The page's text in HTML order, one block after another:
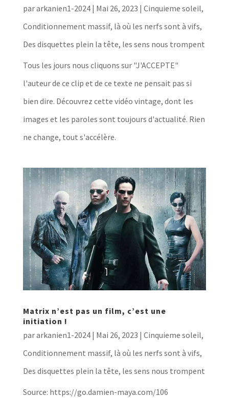
pararkanien1-2024| Mai 26, 2023 | Cinquieme soleil,
Conditionnement massif, là où les nerfs sont à vifs,
Des disquettes plein la tête, les sens nous trompent
Tous les jours nous cliquons sur "J'ACCEPTE"
l'auteur de ce clip et de ce texte ne pensait pas si
bien dire. Découvrez cette vidéo vintage, dont les
images et les paroles sont toujours d'actualité. Rien
ne change, tout s'accélère.
Matrix n’est pas un film, c’est une
initiation !
pararkanien1-2024| Mai 26, 2023 | Cinquieme soleil,
Conditionnement massif, là où les nerfs sont à vifs,
Des disquettes plein la tête, les sens nous trompent
Source: https://go.damien-maya.com/106